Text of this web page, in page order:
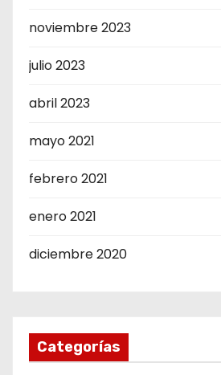
noviembre 2023
julio 2023
abril 2023
mayo 2021
febrero 2021
enero 2021
diciembre 2020
Categorías